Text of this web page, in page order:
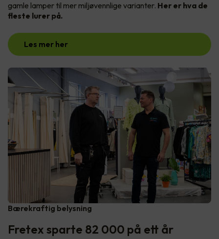
gamle lamper til mer miljøvennlige varianter. Her er hva de
fleste lurer på.
Les mer her
Bærekraftig belysning
Fretex sparte 82 000 på ett år